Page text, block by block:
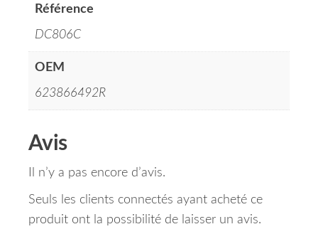
Référence
DC806C
OEM
623866492R
Avis
Il n’y a pas encore d’avis.
Seuls les clients connectés ayant acheté ce
produit ont la possibilité de laisser un avis.